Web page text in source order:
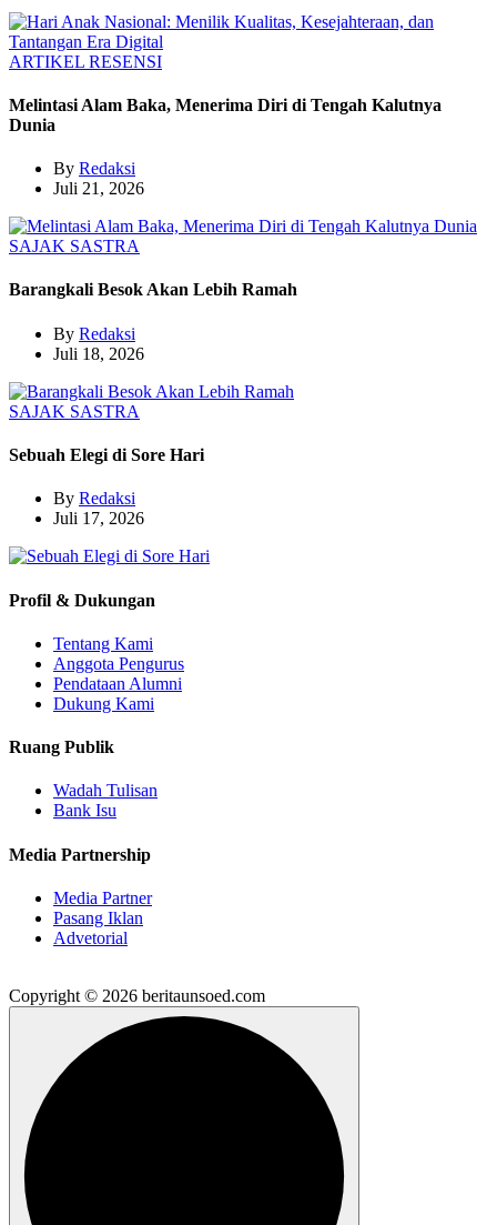
ARTIKEL RESENSI
Melintasi Alam Baka, Menerima Diri di Tengah Kalutnya
Dunia
By Redaksi
Juli 21, 2026
SAJAK SASTRA
Barangkali Besok Akan Lebih Ramah
By Redaksi
Juli 18, 2026
SAJAK SASTRA
Sebuah Elegi di Sore Hari
By Redaksi
Juli 17, 2026
Profil & Dukungan
Tentang Kami
Anggota Pengurus
Pendataan Alumni
Dukung Kami
Ruang Publik
Wadah Tulisan
Bank Isu
Media Partnership
Media Partner
Pasang Iklan
Advetorial
Copyright © 2026 beritaunsoed.com